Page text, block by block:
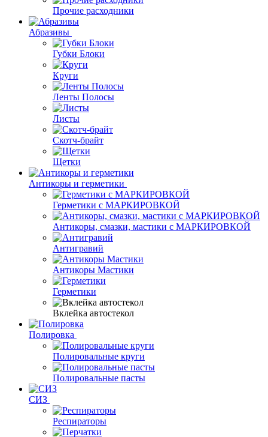
Прочие расходники
Абразивы
Губки Блоки
Круги
Ленты Полосы
Листы
Скотч-брайт
Щетки
Антикоры и герметики
Герметики с МАРКИРОВКОЙ
Антикоры, смазки, мастики с МАРКИРОВКОЙ
Антигравий
Антикоры Мастики
Герметики
Вклейка автостекол
Полировка
Полировальные круги
Полировальные пасты
СИЗ
Респираторы